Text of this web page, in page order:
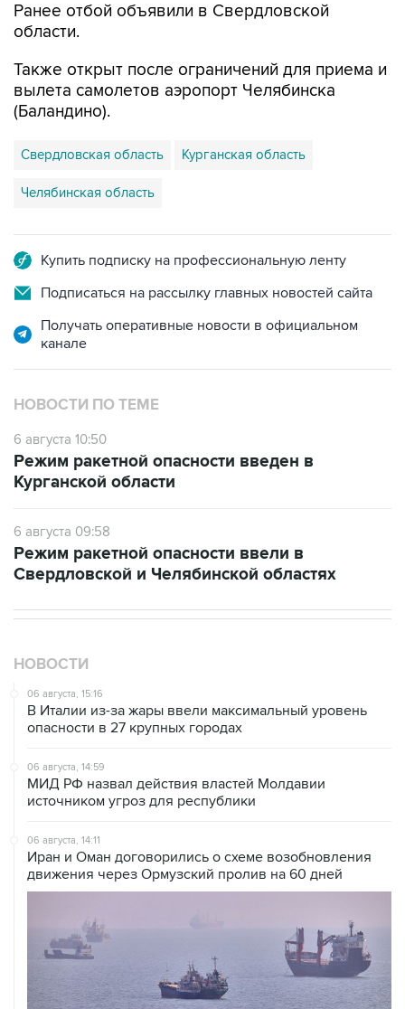
Ранее отбой объявили в Свердловской
области.
Также открыт после ограничений для приема и
вылета самолетов аэропорт Челябинска
(Баландино).
Свердловская область Курганская область
Челябинская область
Купить подписку на профессиональную ленту
Подписаться на рассылку главных новостей сайта
Получать оперативные новости в официальном
канале
НОВОСТИ ПО ТЕМЕ
6 августа 10:50
Режим ракетной опасности введен в
Курганской области
6 августа 09:58
Режим ракетной опасности ввели в
Свердловской и Челябинской областях
НОВОСТИ
06 августа, 15:16
В Италии из-за жары ввели максимальный уровень
опасности в 27 крупных городах
06 августа, 14:59
МИД РФ назвал действия властей Молдавии
источником угроз для республики
06 августа, 14:11
Иран и Оман договорились о схеме возобновления
движения через Ормузский пролив на 60 дней